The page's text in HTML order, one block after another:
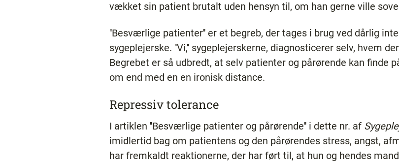
vækket sin patient brutalt uden hensyn til, om han gerne ville
''Besværlige patienter'' er et begreb, der tages i brug ved dårlig
sygeplejerske. ''Vi,'' sygeplejerskerne, diagnosticerer selv, hvem
Begrebet er så udbredt, at selv patienter og pårørende kan finde
om end med en en ironisk distance.
Repressiv tolerance
I artiklen ''Besværlige patienter og pårørende'' i dette nr. af
imidlertid bag om patientens og den pårørendes stress, angst,
har fremkaldt reaktionerne, der har ført til, at hun og hendes